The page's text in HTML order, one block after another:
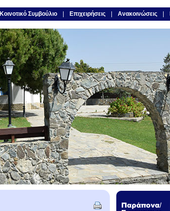
Κοινοτικό Συμβούλιο Επιχειρήσεις Ανακοινώσεις